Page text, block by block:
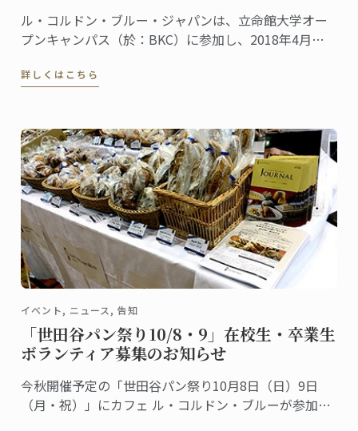
ル・コルドン・ブルー・ジャパンは、立命館大学オー
プンキャンパス（於：BKC）に参加し、2018年4月に
れる、新しい高等教育プログラムの模擬授業を行いま
詳しくはこちら
イベント, ニュース, 告知
「世田谷パン祭り10/8・9」在校生・卒業生
ボランティア募集のお知らせ
今秋開催予定の「世田谷パン祭り10月8日（日）9日
（月・祝）」にカフェ ル・コルドン・ブルーが参加し